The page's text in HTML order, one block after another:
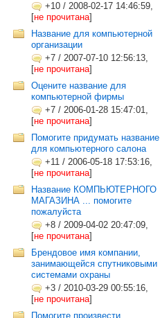
+10 / 2008-02-17 14:46:59,
[не прочитана]
Название для компьютерной
организации
+7 / 2007-07-10 12:56:13,
[не прочитана]
Оцените название для
компьютерной фирмы
+7 / 2006-01-28 15:47:01,
[не прочитана]
Помогите придумать название
для компьютерного салона
+11 / 2006-05-18 17:53:16,
[не прочитана]
Название КОМПЬЮТЕРНОГО
МАГАЗИНА ... помогите
пожалуйста
+8 / 2009-04-02 20:47:09,
[не прочитана]
Брендовое имя компании,
занимающейся спутниковыми
системами охраны
+3 / 2010-03-29 00:55:16,
[не прочитана]
Помогите произвести